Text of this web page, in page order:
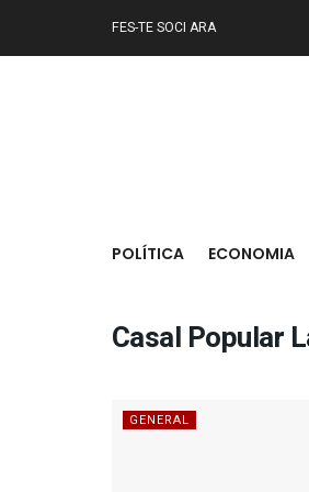
FES-TE SOCI ARA
POLÍTICA ECONOMIA
Casal Popular
GENERAL